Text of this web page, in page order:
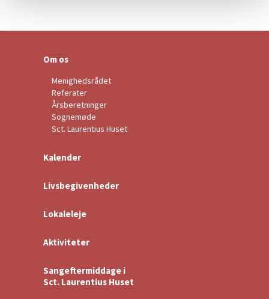
Om os
Menighedsrådet
Referater
Årsberetninger
Sognemøde
Sct. Laurentius Huset
Kalender
Livsbegivenheder
Lokaleleje
Aktiviteter
Sangeftermiddage i
Sct. Laurentius Huset